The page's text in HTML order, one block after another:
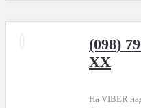
(098)
XX
На VIBER